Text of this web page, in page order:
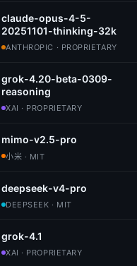
claude-opus-4-5-
20251101-thinking-32k
ANTHROPIC · PROPRIETARY
grok-4.20-beta-0309-
reasoning
XAI · PROPRIETARY
mimo-v2.5-pro
小米 · MIT
deepseek-v4-pro
DEEPSEEK · MIT
grok-4.1
XAI · PROPRIETARY